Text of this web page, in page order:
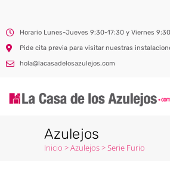
Horario Lunes-Jueves 9:30-17:30 y Viernes
Pide cita previa para visitar nuestras
hola@lacasadelosazulejos.com
Azulejos
Inicio >Azulejos>Serie Furio